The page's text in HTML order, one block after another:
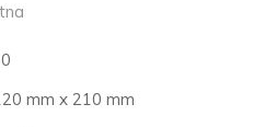
mm x 210 mm